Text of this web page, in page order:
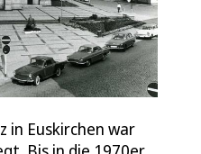
in Euskirchen war